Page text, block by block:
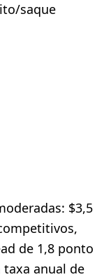
saque
$3,5
de 1,8 ponto
taxa anual de